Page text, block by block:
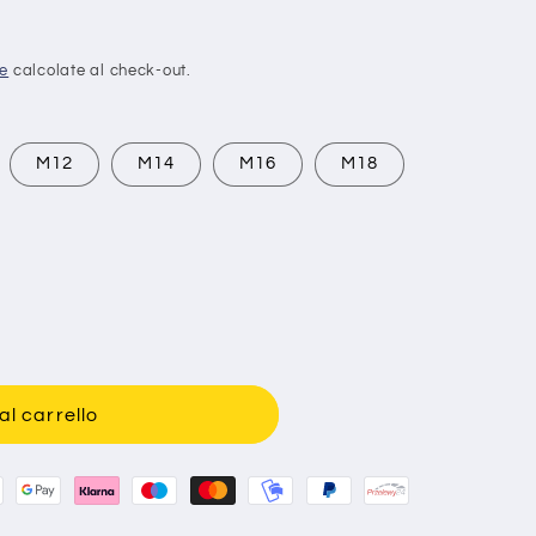
calcolate al check-out.
M12 M14 M16 M18
carrello